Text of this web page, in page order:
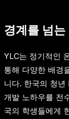
경계를 넘
YLC는 정기적인
통해 다양한 배경
니다. 한국의 청
개발 노하우를 전
국의 학생들에게